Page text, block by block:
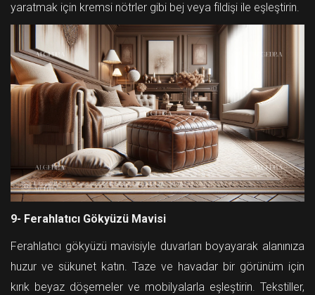
yaratmak için kremsi nötrler gibi bej veya fildişi ile eşleştirin.
9- Ferahlatıcı Gökyüzü Mavisi
Ferahlatıcı gökyüzü mavisiyle duvarları boyayarak alanınıza
huzur ve sükunet katın. Taze ve havadar bir görünüm için
kırık beyaz döşemeler ve mobilyalarla eşleştirin. Tekstiller,